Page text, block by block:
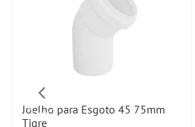
Joelho para Esgoto 45 75mm
Tigre